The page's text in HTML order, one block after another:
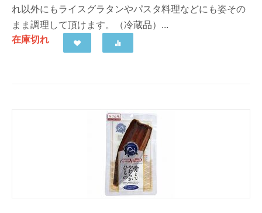
れ以外にもライスグラタンやパスタ料理などにも姿その
まま調理して頂けます。（冷蔵品）...
在庫切れ